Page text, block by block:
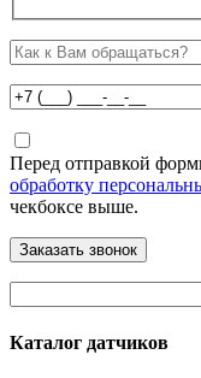
Перед отправкой
обработку
чекбоксе выше.
Каталог датчиков